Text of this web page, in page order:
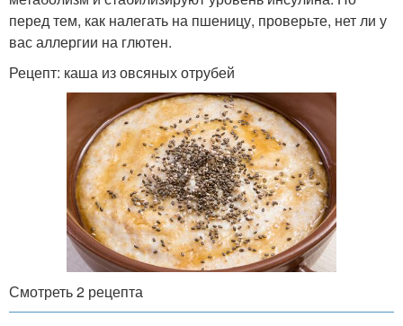
перед тем, как налегать на пшеницу, проверьте, нет ли у
вас аллергии на глютен.
Рецепт: каша из овсяных отрубей
Смотреть 2 рецепта